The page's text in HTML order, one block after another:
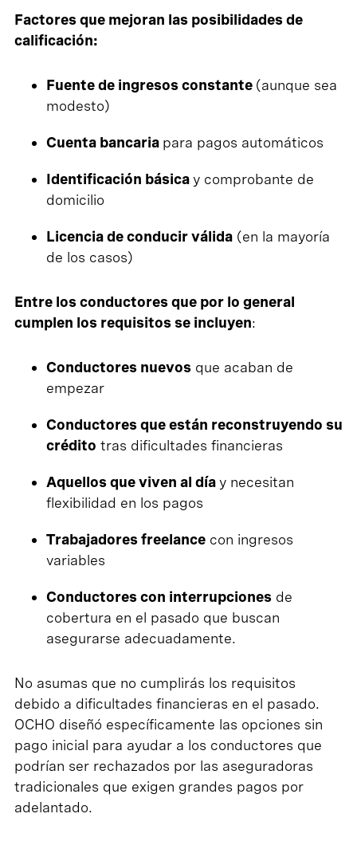
Factores que mejoran las posibilidades de
calificación:
Fuente de ingresos constante (aunque sea
modesto)
Cuenta bancaria para pagos automáticos
Identificación básicay comprobante de
domicilio
Licencia de conducir válida(en la mayoría
de los casos)
Entre los conductores que por lo general
cumplen los requisitos se incluyen:
Conductores nuevosque acaban de
empezar
Conductores que están reconstruyendo su
crédito tras dificultades financieras
Aquellos que viven al díay necesitan
flexibilidad en los pagos
Trabajadores freelancecon ingresos
variables
Conductores con interrupcionesde
cobertura en el pasado que buscan
asegurarse adecuadamente.
No asumas que no cumplirás los requisitos
debido a dificultades financieras en el pasado.
OCHO diseñó específicamente las opciones sin
pago inicial para ayudar a los conductores que
podrían ser rechazados por las aseguradoras
tradicionales que exigen grandes pagos por
adelantado.